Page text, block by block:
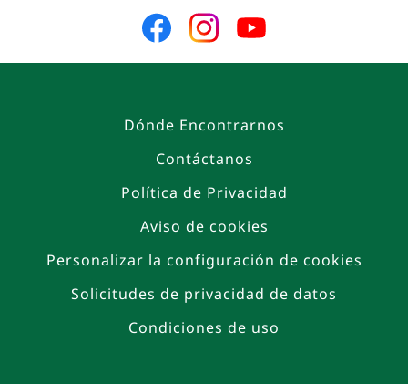
Síguenos
en
Facebook
Síguenos
en
Instagram
Síguenos
en
Dónde Encontrarnos
Contáctanos
Política de Privacidad
Aviso de cookies
Personalizar la configuración de cookies
Solicitudes de privacidad de datos
Condiciones de uso